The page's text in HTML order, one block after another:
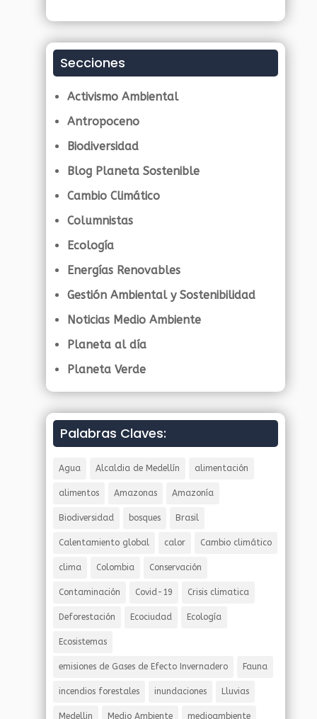
Secciones
Activismo Ambiental
Antropoceno
Biodiversidad
Blog Planeta Sostenible
Cambio Climático
Columnistas
Ecología
Energías Renovables
Gestión Ambiental y Sostenibilidad
Noticias Medio Ambiente
Planeta al día
Planeta Verde
Palabras Claves:
Agua Alcaldia de Medellín alimentación
alimentos Amazonas Amazonía
Biodiversidad bosques Brasil
Calentamiento global calor Cambio climático
clima Colombia Conservación
Contaminación Covid-19 Crisis climatica
Deforestación Ecociudad Ecología
Ecosistemas
emisiones de Gases de Efecto Invernadero Fauna
incendios forestales inundaciones Lluvias
Medellin Medio Ambiente medioambiente